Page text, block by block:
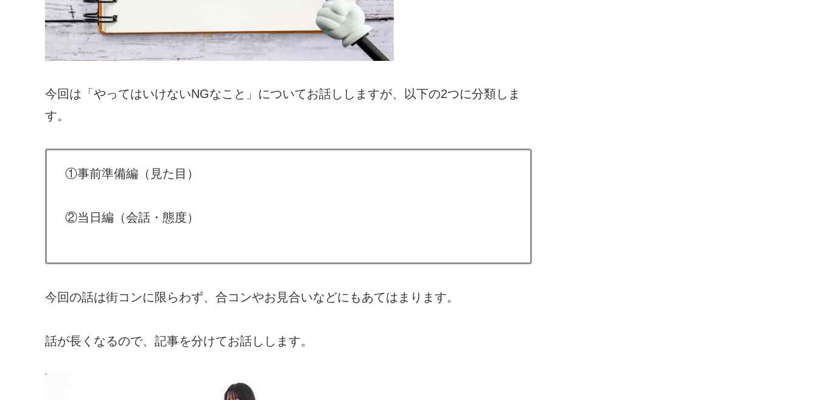
今回は「やってはいけないNGなこと」についてお話ししますが、以下の2つに分類しま
す。
①事前準備編（見た目）
②当日編（会話・態度）
今回の話は街コンに限らわず、合コンやお見合いなどにもあてはまります。
話が長くなるので、記事を分けてお話しします。